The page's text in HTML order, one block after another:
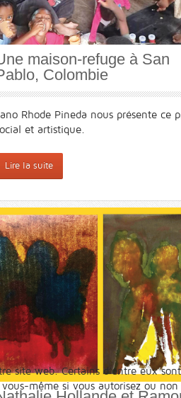
maison-refuge à San
Colombie
Rhode Pineda nous présente ce
et artistique.
Lire la suite
site web. Certains d’entre eux
même si vous autorisez ou